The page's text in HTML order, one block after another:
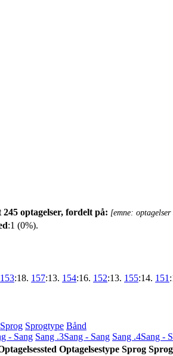
245 optagelser, fordelt på: [emne:
:1 (0%).
153:18. 157:13. 154:16. 152:13. 155:14. 151
Sprog Sprogtype Bånd
- Sang Sang .3Sang - Sang Sang .4Sang -
Optagelsestype Sprog